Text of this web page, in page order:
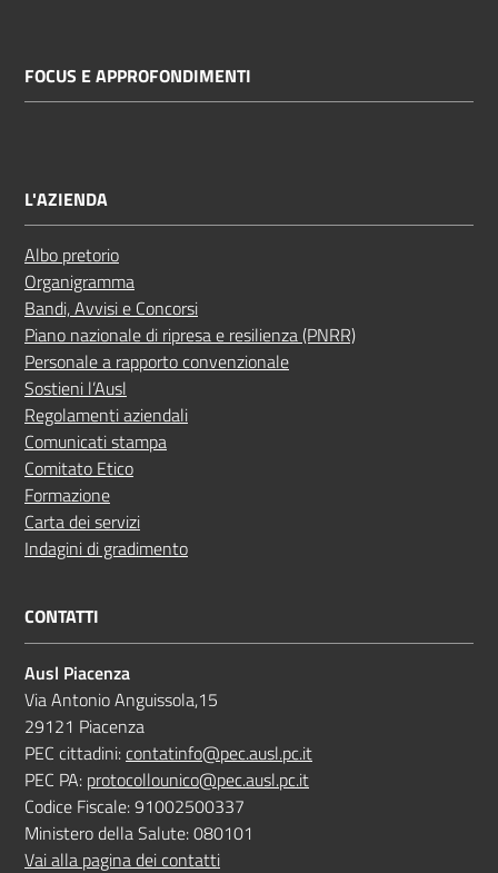
FOCUS E APPROFONDIMENTI
L'AZIENDA
Albo pretorio
Organigramma
Bandi, Avvisi e Concorsi
Piano nazionale di ripresa e resilienza (PNRR)
Personale a rapporto convenzionale
Sostieni l’Ausl
Regolamenti aziendali
Comunicati stampa
Comitato Etico
Formazione
Carta dei servizi
Indagini di gradimento
CONTATTI
Ausl Piacenza
Via Antonio Anguissola,15
29121 Piacenza
PEC cittadini:contatinfo@pec.ausl.pc.it
PEC PA: protocollounico@pec.ausl.pc.it
Codice Fiscale: 91002500337
Ministero della Salute: 080101
Vai alla pagina dei contatti